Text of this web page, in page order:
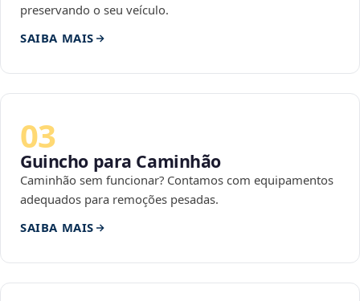
preservando o seu veículo.
SAIBA MAIS
03
Guincho para Caminhão
Caminhão sem funcionar? Contamos com equipamentos
adequados para remoções pesadas.
SAIBA MAIS